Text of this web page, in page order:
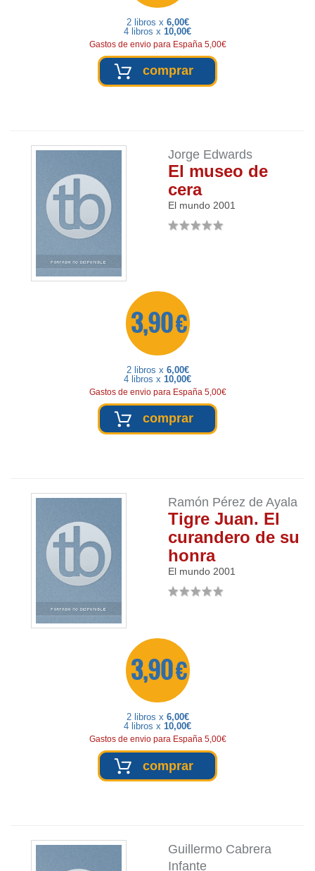
2 libros x 6,00€
4 libros x 10,00€
Gastos de envio para España 5,00€
comprar
Jorge Edwards
El museo de
cera
El mundo 2001
3,90 €
2 libros x 6,00€
4 libros x 10,00€
Gastos de envio para España 5,00€
comprar
Ramón Pérez de Ayala
Tigre Juan. El
curandero de su
honra
El mundo 2001
3,90 €
2 libros x 6,00€
4 libros x 10,00€
Gastos de envio para España 5,00€
comprar
Guillermo Cabrera
Infante